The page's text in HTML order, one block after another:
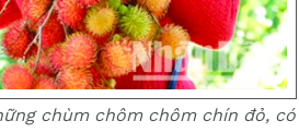
chùm chôm chôm chín đỏ, có